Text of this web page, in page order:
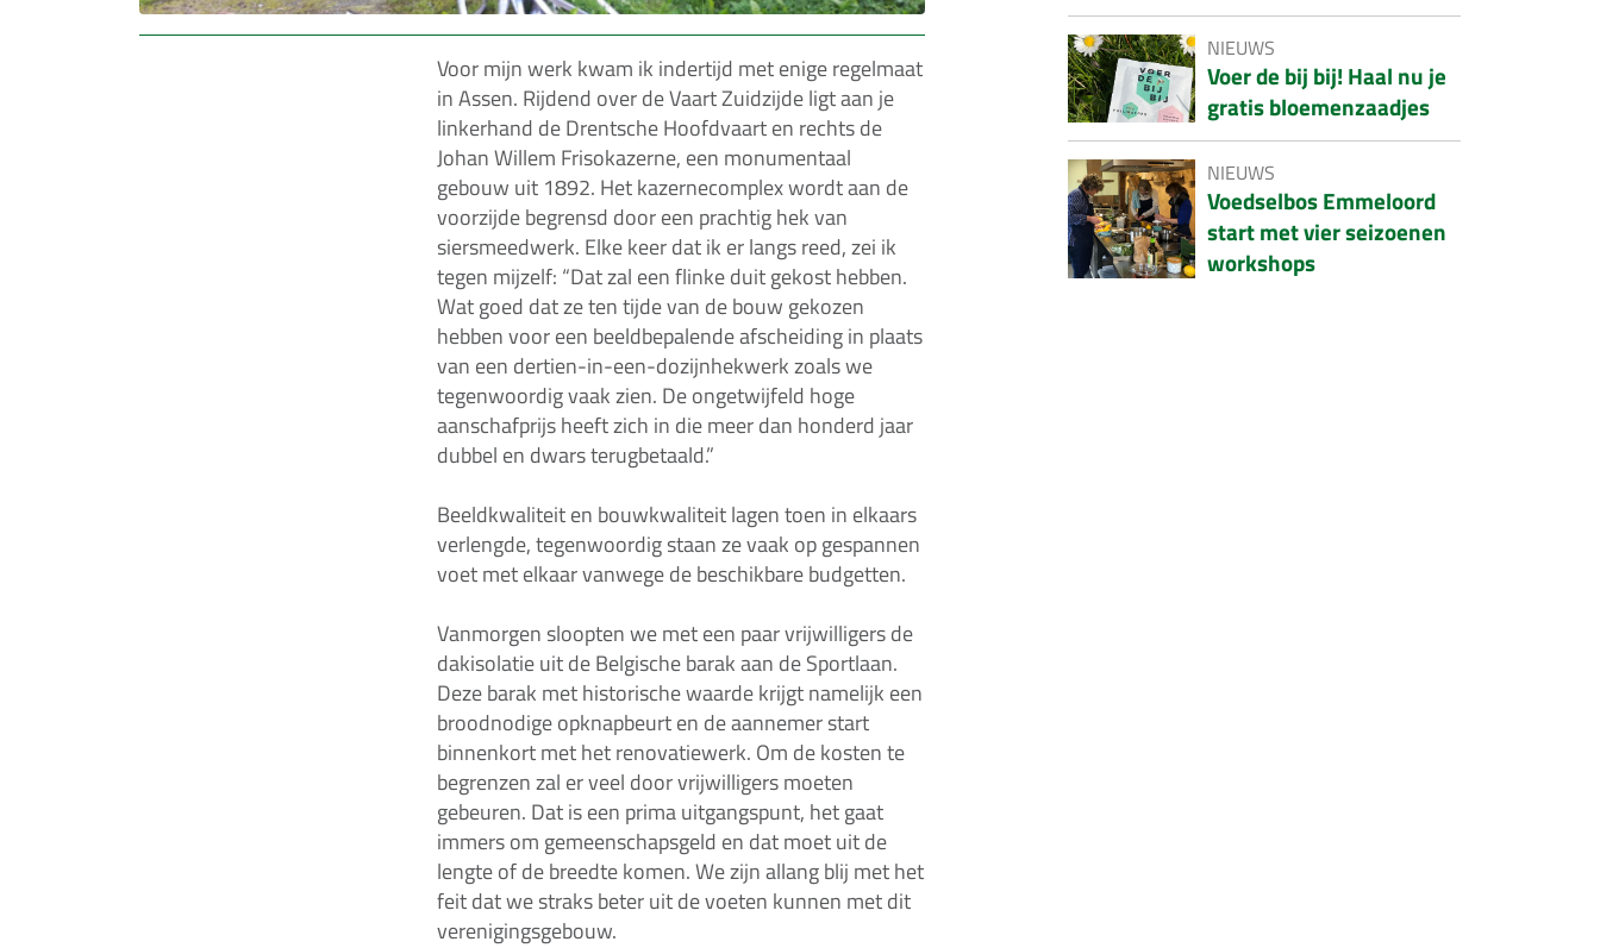
Voor mijn werk kwam ik indertijd met enige regelmaat
in Assen. Rijdend over de Vaart Zuidzijde ligt aan je
linkerhand de Drentsche Hoofdvaart en rechts de
Johan Willem Frisokazerne, een monumentaal
gebouw uit 1892. Het kazernecomplex wordt aan de
voorzijde begrensd door een prachtig hek van
siersmeedwerk. Elke keer dat ik er langs reed, zei ik
tegen mijzelf: “Dat zal een flinke duit gekost hebben.
Wat goed dat ze ten tijde van de bouw gekozen
hebben voor een beeldbepalende afscheiding in plaats
van een dertien-in-een-dozijnhekwerk zoals we
tegenwoordig vaak zien. De ongetwijfeld hoge
aanschafprijs heeft zich in die meer dan honderd jaar
dubbel en dwars terugbetaald.”
Beeldkwaliteit en bouwkwaliteit lagen toen in elkaars
verlengde, tegenwoordig staan ze vaak op gespannen
voet met elkaar vanwege de beschikbare budgetten.
Vanmorgen sloopten we met een paar vrijwilligers de
dakisolatie uit de Belgische barak aan de Sportlaan.
Deze barak met historische waarde krijgt namelijk een
broodnodige opknapbeurt en de aannemer start
binnenkort met het renovatiewerk. Om de kosten te
begrenzen zal er veel door vrijwilligers moeten
gebeuren. Dat is een prima uitgangspunt, het gaat
immers om gemeenschapsgeld en dat moet uit de
lengte of de breedte komen. We zijn allang blij met het
feit dat we straks beter uit de voeten kunnen met dit
verenigingsgebouw.
NIEUWS
Voer de bij bij! Haal nu je
gratis bloemenzaadjes
NIEUWS
Voedselbos Emmeloord
start met vier seizoenen
workshops